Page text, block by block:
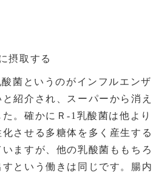
摂取する
酸菌というのがインフルエンザ
紹介され、スーパーから消え
た。確かにＲ-1 乳酸菌は他より
させる多糖体を多く産生する
ますが、他の乳酸菌ももちろ
という働きは同じです。腸内